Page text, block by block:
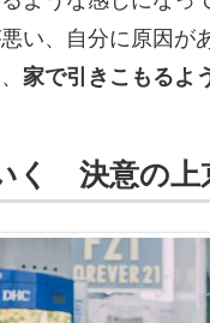
い、自分に原因が
家で引きこもるよ
く 決意の上